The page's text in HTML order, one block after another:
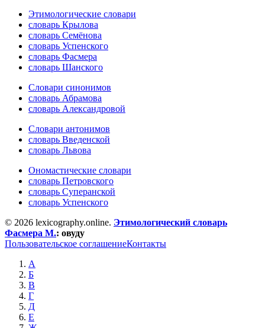
Этимологические словари
словарь Крылова
словарь Семёнова
словарь Успенского
словарь Фасмера
словарь Шанского
Словари синонимов
словарь Абрамова
словарь Александровой
Словари антонимов
словарь Введенской
словарь Львова
Ономастические словари
словарь Петровского
словарь Суперанской
словарь Успенского
© 2026 lexicography.online. Этимологический словарь
Фасмера М.: овуду
Пользовательское соглашениеКонтакты
А
Б
В
Г
Д
Е